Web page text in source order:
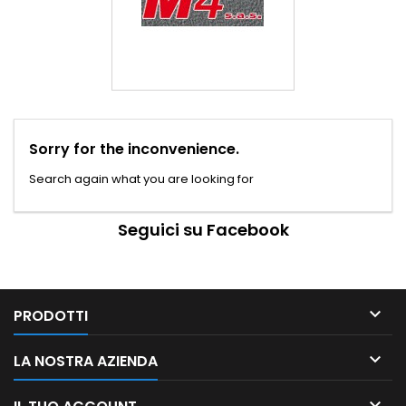
Sorry for the inconvenience.
Search again what you are looking for
Seguici su Facebook
PRODOTTI 
LA NOSTRA AZIENDA 